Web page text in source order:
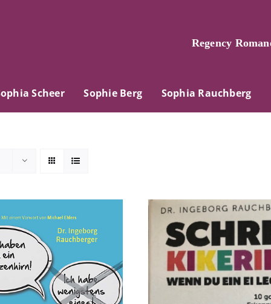
Regency
Scheer Sophie Berg Sophia Rauchberg